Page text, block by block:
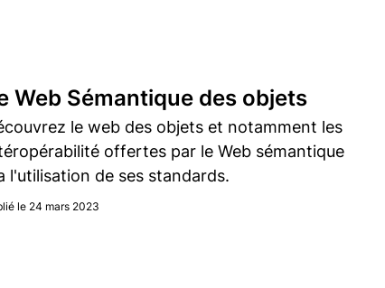
Web Sémantique des objets
le web des objets et notamment les
offertes par le Web sémantique
l'utilisation de ses standards.
le 24 mars 2023